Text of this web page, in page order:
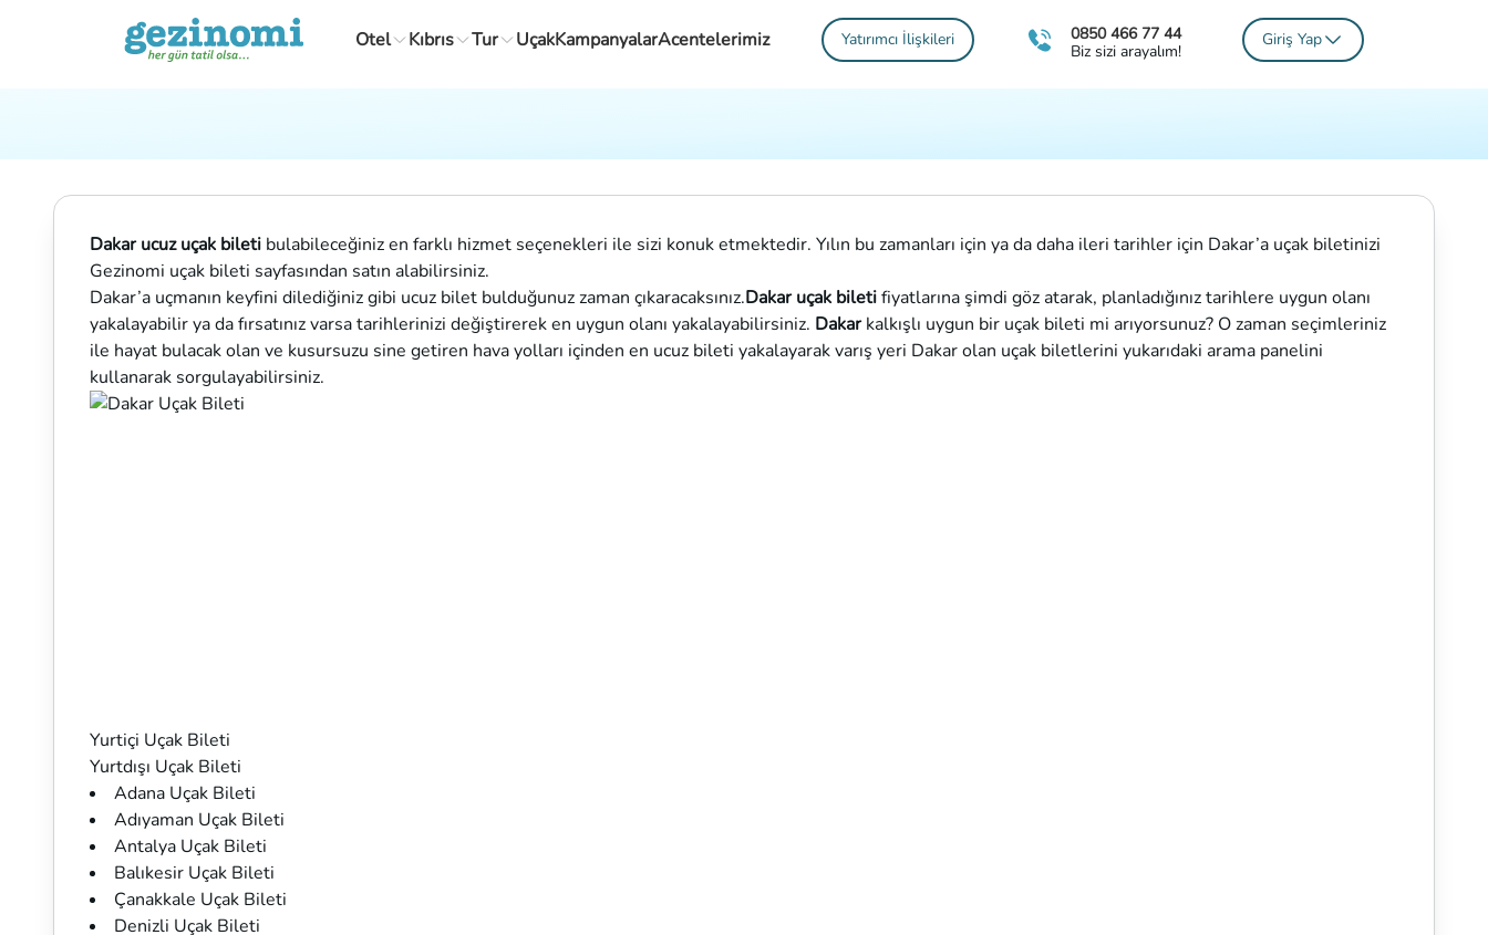
Otel Kıbrıs Tur UçakKampanyalarAcentelerimiz Yatırımcı İlişkileri
0850 466 77 44
Biz sizi arayalım!
Giriş Yap
Dakar ucuz uçak bileti bulabileceğiniz en farklı hizmet seçenekleri ile sizi konuk etmektedir. Yılın bu zamanları için ya da daha ileri tarihler için Dakar’a uçak biletinizi
Gezinomi uçak bileti sayfasından satın alabilirsiniz.
Dakar’a uçmanın keyfini dilediğiniz gibi ucuz bilet bulduğunuz zaman çıkaracaksınız.Dakar uçak biletifiyatlarına şimdi göz atarak, planladığınız tarihlere uygun olanı
yakalayabilir ya da fırsatınız varsa tarihlerinizi değiştirerek en uygun olanı yakalayabilirsiniz. Dakarkalkışlı uygun bir uçak bileti mi arıyorsunuz? O zaman seçimleriniz
ile hayat bulacak olan ve kusursuzu sine getiren hava yolları içinden en ucuz bileti yakalayarak varış yeri Dakar olan uçak biletlerini yukarıdaki arama panelini
kullanarak sorgulayabilirsiniz.
Yurtiçi Uçak Bileti
Yurtdışı Uçak Bileti
Adana Uçak Bileti
Adıyaman Uçak Bileti
Antalya Uçak Bileti
Balıkesir Uçak Bileti
Çanakkale Uçak Bileti
Denizli Uçak Bileti